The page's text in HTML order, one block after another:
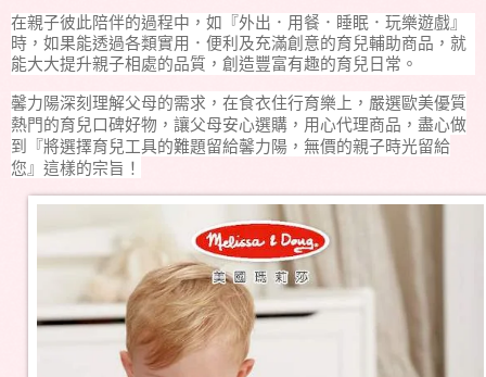
在親子彼此陪伴的過程中，如『外出．用餐．睡眠．玩樂遊戲』
時，如果能透過各類實用．便利及充滿創意的育兒輔助商品，就
能大大提升親子相處的品質，創造豐富有趣的育兒日常。
馨力陽深刻理解父母的需求，在食衣住行育樂上，嚴選歐美優質
熱門的育兒口碑好物，讓父母安心選購，用心代理商品，盡心做
到『將選擇育兒工具的難題留給馨力陽，無價的親子時光留給
您』這樣的宗旨！